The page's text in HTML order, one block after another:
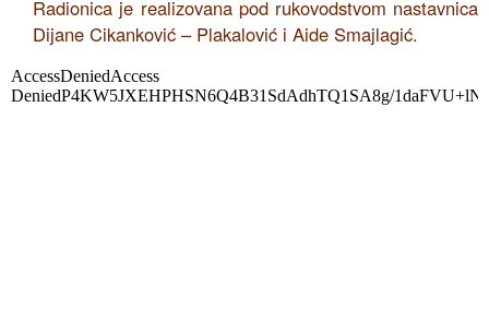
Radionica je realizovana pod rukovodstvom nastavnica
Dijane Cikanković – Plakalović i Aide Smajlagić.